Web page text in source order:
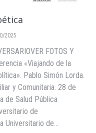
2025
FOTOS Y
«Viajando de la
Pablo Simón Lorda.
y Comunitaria. 28 de
de Salud Pública
de
Universitario de…